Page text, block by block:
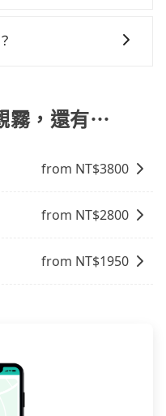
停車位，對於急著用
，就顯得非常不便。
車後一週內寄出電子
，除了可以快速依據
常用的線上訂房平台
Hotels.com、
認空房，事後也不用
台同時上架而發生超
的飯店，不然就是還
民宿方面，如不怕麻
計程車到達或離開火
軌：通過捷運或輕軌到
共乘、快速抵達。
霧，還有⋯
from NT$3800
from NT$2800
from NT$1950